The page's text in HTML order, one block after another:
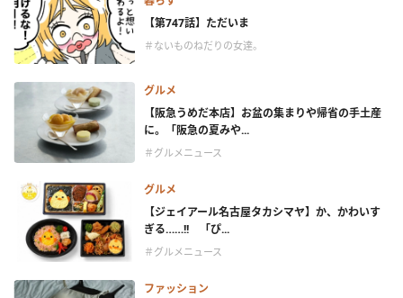
【第747話】ただいま
＃ないものねだりの女達。
グルメ
【阪急うめだ本店】お盆の集まりや帰省の手土産
に。「阪急の夏みや...
＃グルメニュース
グルメ
【ジェイアール名古屋タカシマヤ】か、かわいす
ぎる……!! 「ぴ...
＃グルメニュース
ファッション